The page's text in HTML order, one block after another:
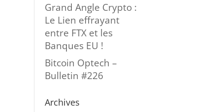
Grand Angle Crypto :
Le Lien effrayant
entre FTX et les
Banques EU !
Bitcoin Optech –
Bulletin #226
Archives